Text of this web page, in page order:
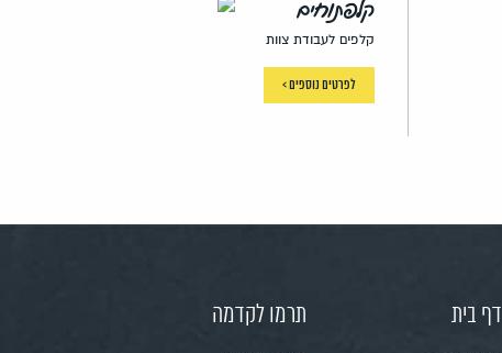
קלפתוחים
קלפים לעבודת צוות
לפרטים נוספים >
דף בית
תרמו לקדמה